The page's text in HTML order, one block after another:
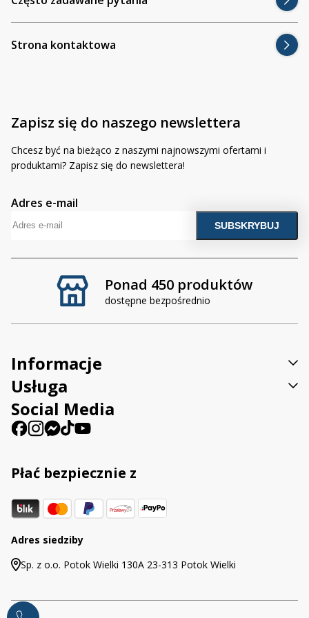
AgraLED Blog
+48 81 884 70 94
+48 723 353 044
Inne akcesoria
Często zadawane pytania
Kontakt
Ponad 450 produktów
dostępne bezpośrednio
Strona kontaktowa
Zapisz się do naszego newslettera
Chcesz być na bieżąco z naszymi najnowszymi ofertami i
produktami? Zapisz się do newslettera!
Adres e-mail
Informacje
Usługa
Social Media
Płać bezpiecznie z
Adres siedziby
Sp. z o.o. Potok Wielki 130A 23-313 Potok Wielki